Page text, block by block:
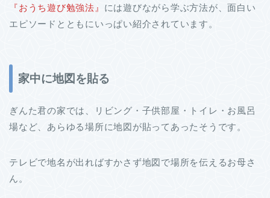
『おうち遊び勉強法』 には遊びながら学ぶ方法が、面白い
エピソードとともにいっぱい紹介されています。
家中に地図を貼る
ぎんた君の家では、リビング・子供部屋・トイレ・お風呂
場など、あらゆる場所に地図が貼ってあったそうです。
テレビで地名が出ればすかさず地図で場所を伝えるお母さ
ん。